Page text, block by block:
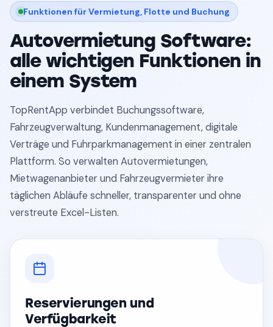
Funktionen für Vermietung, Flotte und Buchung
Autovermietung Software:
alle wichtigen Funktionen in
einem System
TopRentApp verbindet Buchungssoftware,
Fahrzeugverwaltung, Kundenmanagement, digitale
Verträge und Fuhrparkmanagement in einer zentralen
Plattform. So verwalten Autovermietungen,
Mietwagenanbieter und Fahrzeugvermieter ihre
täglichen Abläufe schneller, transparenter und ohne
verstreute Excel-Listen.
Reservierungen und
Verfügbarkeit